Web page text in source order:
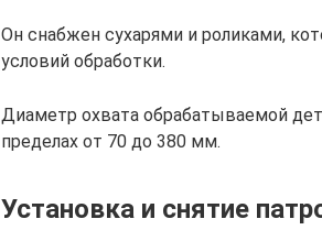
Он снабжен сухарями и роликами,
условий обработки.
Диаметр охвата обрабатываемой
пределах от 70 до 380 мм.
Установка и снятие